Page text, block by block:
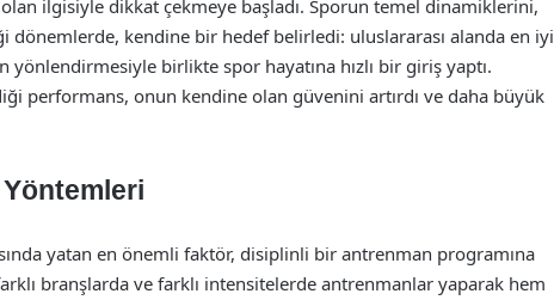
ilgisiyle dikkat çekmeye başladı. Sporun temel dinamiklerini,
dönemlerde, kendine bir hedef belirledi: uluslararası alanda en iyi
birlikte spor hayatına hızlı bir giriş yaptı.
performans, onun kendine olan güvenini artırdı ve daha büyük
yatan en önemli faktör, disiplinli bir antrenman programına
branşlarda ve farklı intensitelerde antrenmanlar yaparak hem